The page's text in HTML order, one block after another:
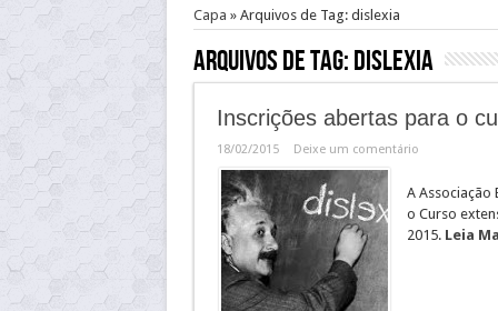
Capa » Arquivos de Tag: dislexia
Arquivos de Tag:dislexia
Inscrições abertas para o
18/02/2015 Deixe um comentário
A Associação
o Curso
2015. Leia